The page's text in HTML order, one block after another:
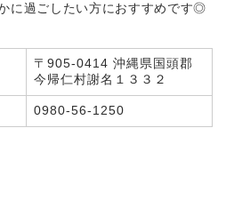
に過ごしたい方におすすめです◎
〒905-0414 沖縄県国頭郡
今帰仁村謝名１３３２
0980-56-1250